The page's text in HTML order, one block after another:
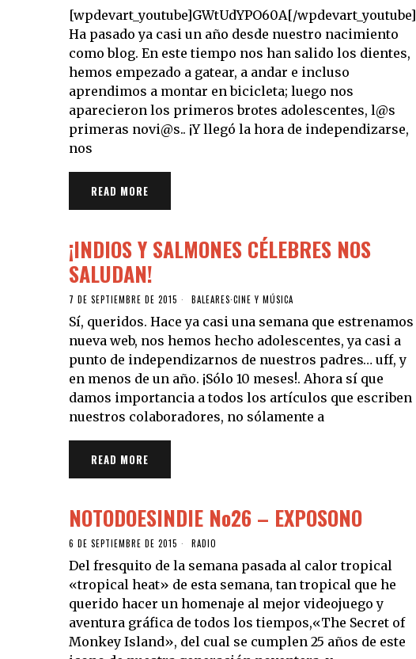
[wpdevart_youtube]GWtUdYPO60A[/wpdevart_youtube]
Ha pasado ya casi un año desde nuestro nacimiento
como blog. En este tiempo nos han salido los dientes,
hemos empezado a gatear, a andar e incluso
aprendimos a montar en bicicleta; luego nos
aparecieron los primeros brotes adolescentes, l@s
primeras novi@s.. ¡Y llegó la hora de independizarse,
nos
READ MORE
¡INDIOS Y SALMONES CÉLEBRES NOS
SALUDAN!
7 DE SEPTIEMBRE DE 2015 BALEARES·CINE Y MÚSICA
Sí, queridos. Hace ya casi una semana que estrenamos
nueva web, nos hemos hecho adolescentes, ya casi a
punto de independizarnos de nuestros padres… uff, y
en menos de un año. ¡Sólo 10 meses!. Ahora sí que
damos importancia a todos los artículos que escriben
nuestros colaboradores, no sólamente a
READ MORE
NOTODOESINDIE No26 – EXPOSONO
6 DE SEPTIEMBRE DE 2015 RADIO
Del fresquito de la semana pasada al calor tropical
«tropical heat» de esta semana, tan tropical que he
querido hacer un homenaje al mejor videojuego y
aventura gráfica de todos los tiempos,«The Secret of
Monkey Island», del cual se cumplen 25 años de este